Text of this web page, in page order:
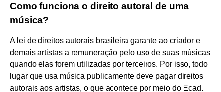
Como funciona o direito autoral de uma
música?
A lei de direitos autorais brasileira garante ao criador e
demais artistas a remuneração pelo uso de suas músicas
quando elas forem utilizadas por terceiros. Por isso, todo
lugar que usa música publicamente deve pagar direitos
autorais aos artistas, o que acontece por meio do Ecad.